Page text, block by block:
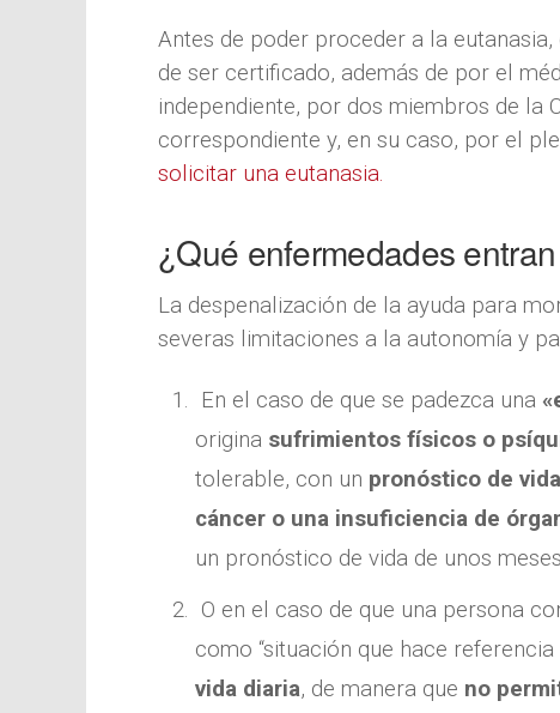
Antes de poder proceder a la
de ser certificado, además de por el
independiente, por dos miembros de la
correspondiente y, en su caso, por el
solicitar una eutanasia.
¿Qué enfermedades
La despenalización de la ayuda para
severas limitaciones a la autonomía y
En el caso de que se padezca una
origina sufrimientos físicos o
tolerable, con un pronóstico de
cáncer o una insuficiencia de
un pronóstico de vida de unos
O en el caso de que una persona
como “situación que hace
vida diaria, de manera que no